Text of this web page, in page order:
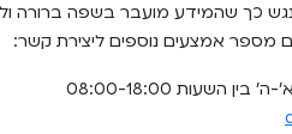
כך שהמידע מועבר בשפה ברורה
מספר אמצעים נוספים ליצירת קשר:
08:00-18:00